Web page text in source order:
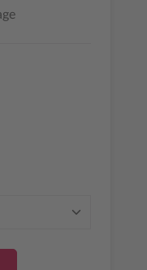
Anzahl: Gib